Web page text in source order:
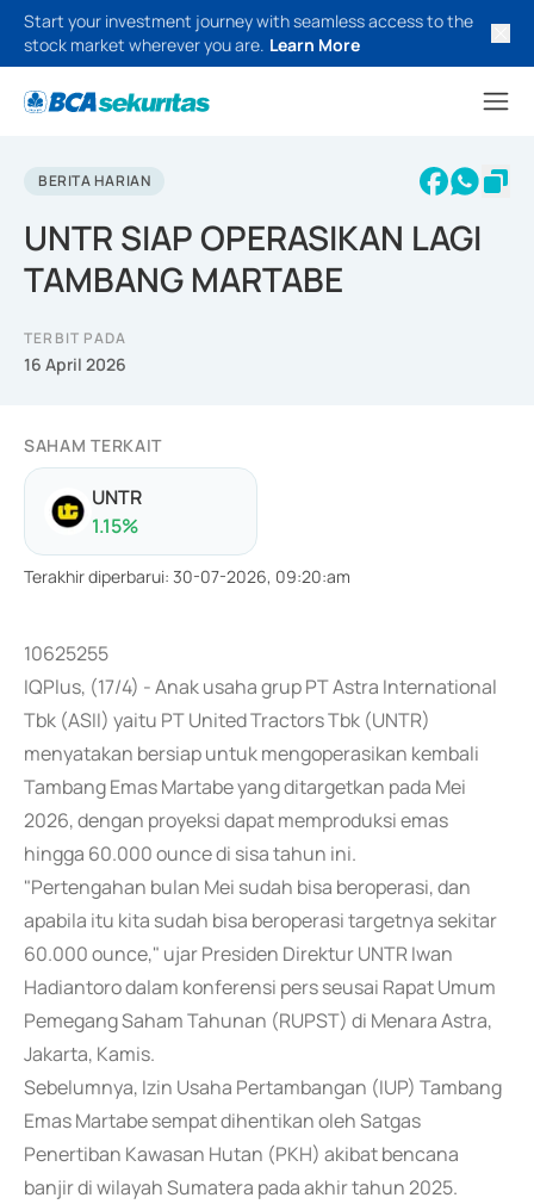
Start your investment journey with seamless access to the
stock market wherever you are. Learn More
BERITA HARIAN
UNTR SIAP OPERASIKAN LAGI
TAMBANG MARTABE
TERBIT PADA
16 April 2026
SAHAM TERKAIT
UNTR
1.15%
Terakhir diperbarui: 30-07-2026, 09:20:am
10625255
IQPlus, (17/4) - Anak usaha grup PT Astra International
Tbk (ASII) yaitu PT United Tractors Tbk (UNTR)
menyatakan bersiap untuk mengoperasikan kembali
Tambang Emas Martabe yang ditargetkan pada Mei
2026, dengan proyeksi dapat memproduksi emas
hingga 60.000 ounce di sisa tahun ini.
"Pertengahan bulan Mei sudah bisa beroperasi, dan
apabila itu kita sudah bisa beroperasi targetnya sekitar
60.000 ounce," ujar Presiden Direktur UNTR Iwan
Hadiantoro dalam konferensi pers seusai Rapat Umum
Pemegang Saham Tahunan (RUPST) di Menara Astra,
Jakarta, Kamis.
Sebelumnya, Izin Usaha Pertambangan (IUP) Tambang
Emas Martabe sempat dihentikan oleh Satgas
Penertiban Kawasan Hutan (PKH) akibat bencana
banjir di wilayah Sumatera pada akhir tahun 2025.